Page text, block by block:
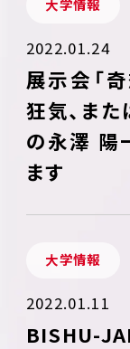
大学情報
2022.01.24
展示会「
狂気、ま
の永澤 陽
ます
大学情報
2022.01.11
BISHU-